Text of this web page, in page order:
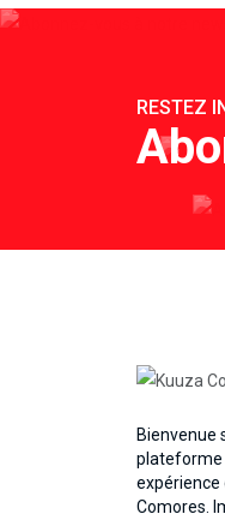
RESTEZ
Bienvenue
plateforme
expérience
Comores.